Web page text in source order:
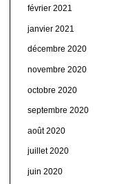
février 2021
janvier 2021
décembre 2020
novembre 2020
octobre 2020
septembre 2020
août 2020
juillet 2020
juin 2020